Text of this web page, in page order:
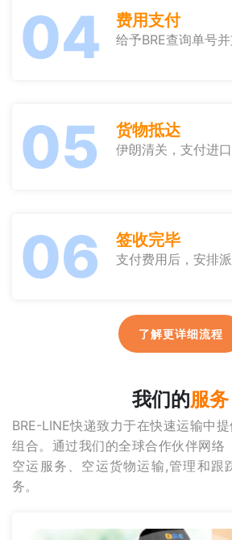
04 费用支付
给予BRE查询单号
05 货物抵达
伊朗清关，支付进
06 签收完毕
支付费用后，安排
了解更详细流程
我们的服务
BRE-LINE快递致力于在快速运输中
组合。通过我们的全球合作伙伴网络
空运服务、空运货物运输,管理和跟
务。